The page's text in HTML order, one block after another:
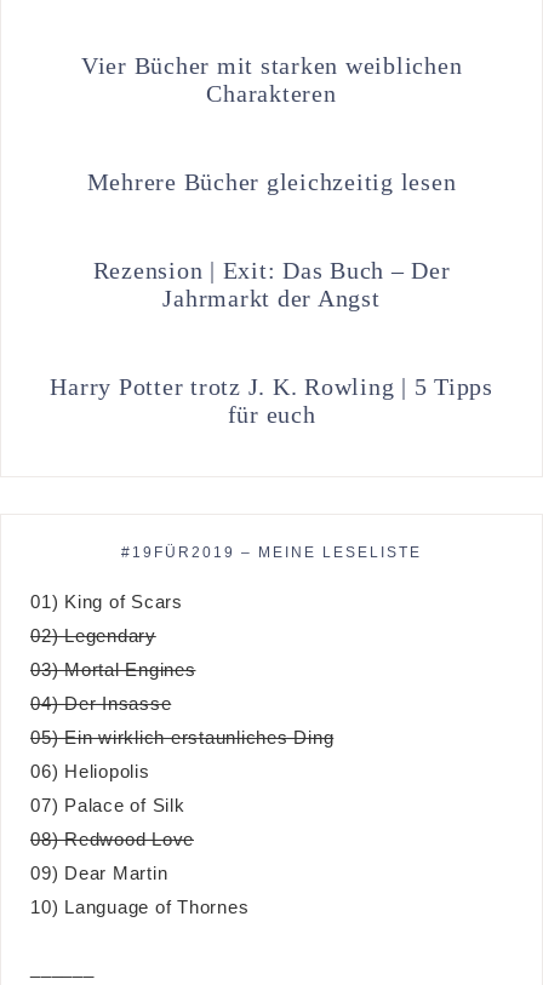
Vier Bücher mit starken weiblichen
Charakteren
Mehrere Bücher gleichzeitig lesen
Rezension | Exit: Das Buch – Der
Jahrmarkt der Angst
Harry Potter trotz J. K. Rowling | 5 Tipps
für euch
#19FÜR2019 – MEINE LESELISTE
01) King of Scars
02) Legendary
03) Mortal Engines
04) Der Insasse
05) Ein wirklich erstaunliches Ding
06) Heliopolis
07) Palace of Silk
08) Redwood Love
09) Dear Martin
10) Language of Thornes